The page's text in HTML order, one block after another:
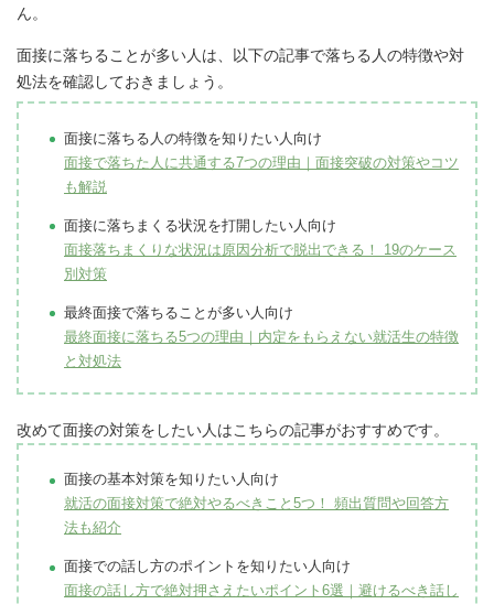
ん。
面接に落ちることが多い人は、以下の記事で落ちる人の特徴や対
処法を確認しておきましょう。
面接に落ちる人の特徴を知りたい人向け
面接で落ちた人に共通する7つの理由｜面接突破の対策やコツ
も解説
面接に落ちまくる状況を打開したい人向け
面接落ちまくりな状況は原因分析で脱出できる！ 19のケース
別対策
最終面接で落ちることが多い人向け
最終面接に落ちる5つの理由｜内定をもらえない就活生の特徴
と対処法
改めて面接の対策をしたい人はこちらの記事がおすすめです。
面接の基本対策を知りたい人向け
就活の面接対策で絶対やるべきこと5つ！ 頻出質問や回答方
法も紹介
面接での話し方のポイントを知りたい人向け
面接の話し方で絶対押さえたいポイント6選｜避けるべき話し